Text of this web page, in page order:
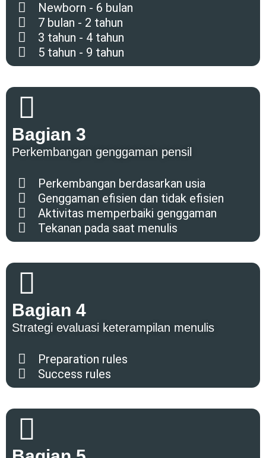
Newborn - 6 bulan
7 bulan - 2 tahun
3 tahun - 4 tahun
5 tahun - 9 tahun
Bagian 3
Perkembangan genggaman pensil
Perkembangan berdasarkan usia
Genggaman efisien dan tidak efisien
Aktivitas memperbaiki genggaman
Tekanan pada saat menulis
Bagian 4
Strategi evaluasi keterampilan menulis
Preparation rules
Success rules